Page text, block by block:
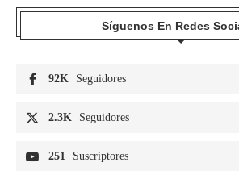
Síguenos En Redes
92K Seguidores
2.3K Seguidores
251 Suscriptores